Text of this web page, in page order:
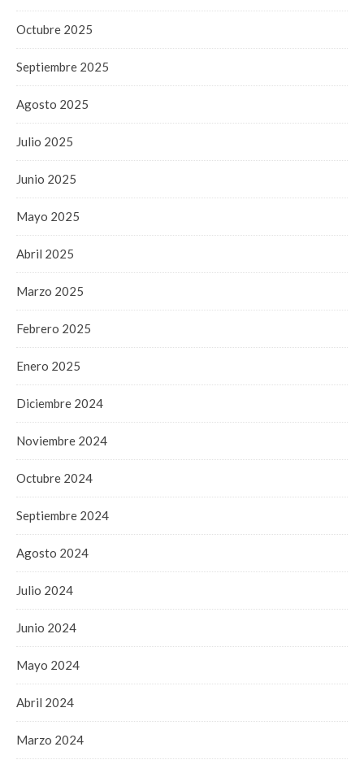
Octubre 2025
Septiembre 2025
Agosto 2025
Julio 2025
Junio 2025
Mayo 2025
Abril 2025
Marzo 2025
Febrero 2025
Enero 2025
Diciembre 2024
Noviembre 2024
Octubre 2024
Septiembre 2024
Agosto 2024
Julio 2024
Junio 2024
Mayo 2024
Abril 2024
Marzo 2024